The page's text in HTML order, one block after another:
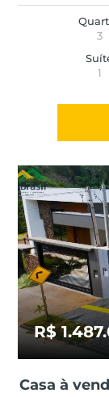
3
1
R$
Casa à